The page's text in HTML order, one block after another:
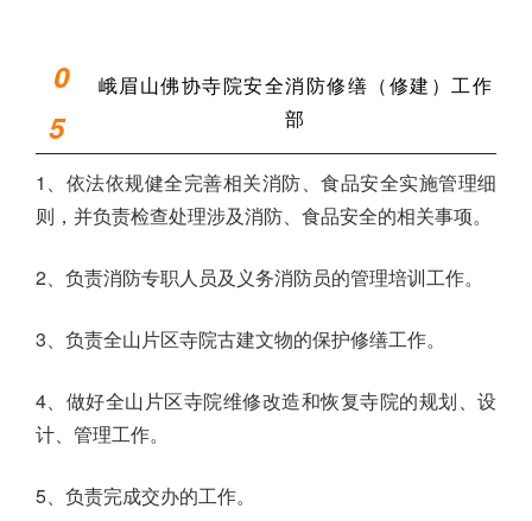
0
5
峨眉山佛协寺院安全消防修缮（修建）工作
部
1、依法依规健全完善相关消防、食品安全实施管理细
则，并负责检查处理涉及消防、食品安全的相关事项。
2、负责消防专职人员及义务消防员的管理培训工作。
3、负责全山片区寺院古建文物的保护修缮工作。
4、做好全山片区寺院维修改造和恢复寺院的规划、设
计、管理工作。
5、负责完成交办的工作。